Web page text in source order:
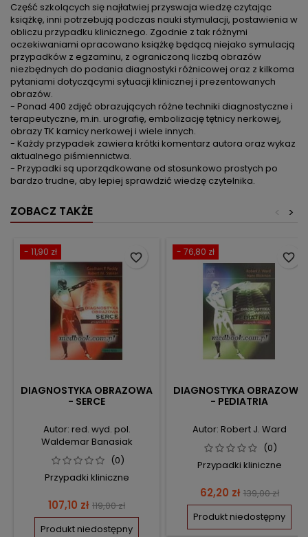
Część szkolących się najłatwiej przyswaja wiedzę czytając
książkę, inni potrzebują podczas nauki stymulacji, postawienia w
obliczu przypadku klinicznego. Zgodnie z tak różnymi
oczekiwaniami opracowano książkę będącą niejako symulacją
przypadków z egzaminu, z ograniczoną liczbą obrazów
niezbędnych do podania diagnostyki różnicowej oraz z kilkoma
pytaniami dotyczącymi sytuacji klinicznej i prezentowanych
obrazów.
- Ponad 400 zdjęć obrazujących różne techniki diagnostyczne i
terapeutyczne, m.in. urografię, embolizację tętnicy nerkowej,
obrazy TK kamicy nerkowej i wiele innych.
- Każdy przypadek zawiera krótki komentarz autora oraz wykaz
aktualnego piśmiennictwa.
- Przypadki są uporządkowane od stosunkowo prostych po
bardzo trudne, aby lepiej sprawdzić wiedzę czytelnika.
ZOBACZ TAKŻE >
<
- 11,90 zł
DIAGNOSTYKA OBRAZOWA
- SERCE
Autor: red. wyd. pol.
Waldemar Banasiak
(0)
Przypadki kliniczne
Cena
107,10 zł Cena
podstawowa
119,00 zł
Produkt niedostępny
favorite_border - 76,80 zł
DIAGNOSTYKA OBRAZOWA
- PEDIATRIA
Autor: Robert J. Ward
(0)
Przypadki kliniczne
Cena
62,20 zł Cena
139,00 zł
Produkt niedostępny
favorite_border